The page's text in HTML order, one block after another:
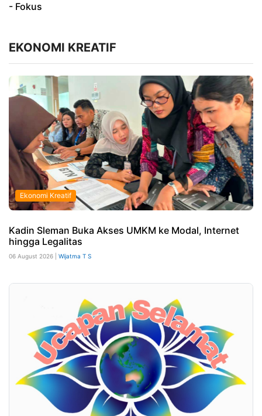
- Fokus
EKONOMI KREATIF
Ekonomi Kreatif
Kadin Sleman Buka Akses UMKM ke Modal, Internet
hingga Legalitas
06 August 2026 | Wijatma T S